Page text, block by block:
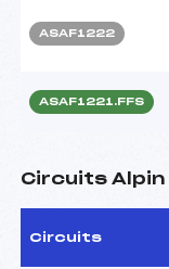
ASAF1222
ASAF1221.FFS
Circuits
Circuits